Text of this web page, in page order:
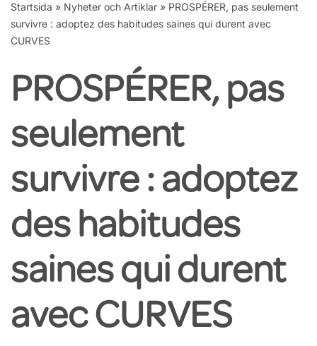
Startsida » Nyheter och Artiklar » PROSPÉRER, pas seulement
survivre : adoptez des habitudes saines qui durent avec
CURVES
PROSPÉRER, pas
seulement
survivre : adoptez
des habitudes
saines qui durent
avec CURVES